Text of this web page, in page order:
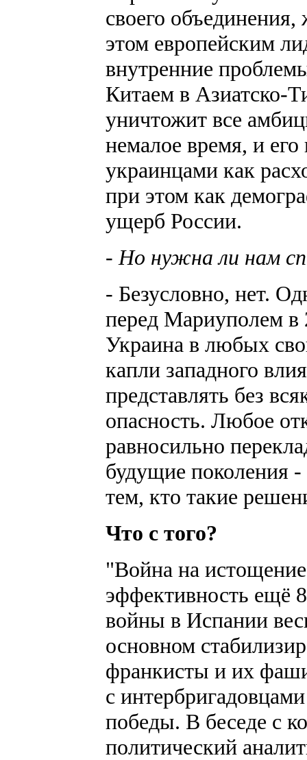
своего
этом европейским
внутренние
Китаем в Азиатско-
уничтожит все
немалое время, и
украинцами как
при этом как
ущерб России.
- Но нужна ли нам
- Безусловно, нет.
перед Мариуполем в
Украина в любых
капли западного
представлять без
опасность. Любое
равносильно
будущие поколения
тем, кто такие
Что с того?
"Война на
эффективность ещё
войны в Испании
основном
франкисты и их
с
победы. В беседе с
политический